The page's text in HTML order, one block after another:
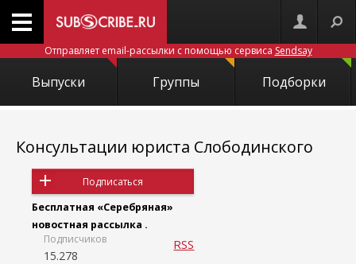
Отправляет email-рассылки с помощью сервиса Sendsay
Выпуски Группы Подборки
Консультации юриста Слободинского
Подписаться
Бесплатная «Серебряная»
новостная рассылка .
Подписчиков
15.278
RSS